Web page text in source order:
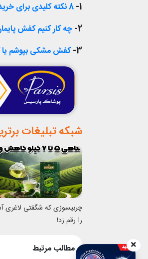
1- 8 نکته کلیدی برای خرید کفش مناسب پاهایتان
2- چه کار کنیم کفش
3- کفش مشکی بپوشم
شبکه تبلیغات
چربیسوزی که شگفتی لاغری
را رقم زد!
مطالب مرتبط